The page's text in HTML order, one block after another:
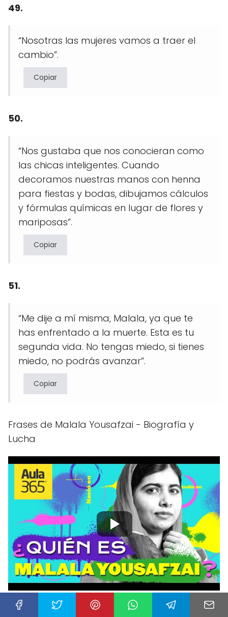
49.
“Nosotras las mujeres vamos a traer el
cambio”.
Copiar
50.
“Nos gustaba que nos conocieran como
las chicas inteligentes. Cuando
decoramos nuestras manos con henna
para fiestas y bodas, dibujamos cálculos
y fórmulas químicas en lugar de flores y
mariposas”.
Copiar
51.
“Me dije a mí misma, Malala, ya que te
has enfrentado a la muerte. Esta es tu
segunda vida. No tengas miedo, si tienes
miedo, no podrás avanzar”.
Copiar
Frases de Malala Yousafzai - Biografía y
Lucha